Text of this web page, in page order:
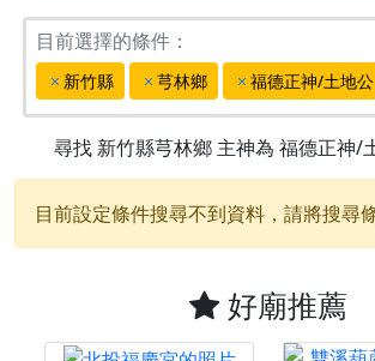
目前選擇的條件：
新竹縣 芎林鄉 福德正神/土地公
尋找 新竹縣芎林鄉 主神為 福德正神/
目前設定條件搜尋不到資料，請將搜尋
好廟推薦